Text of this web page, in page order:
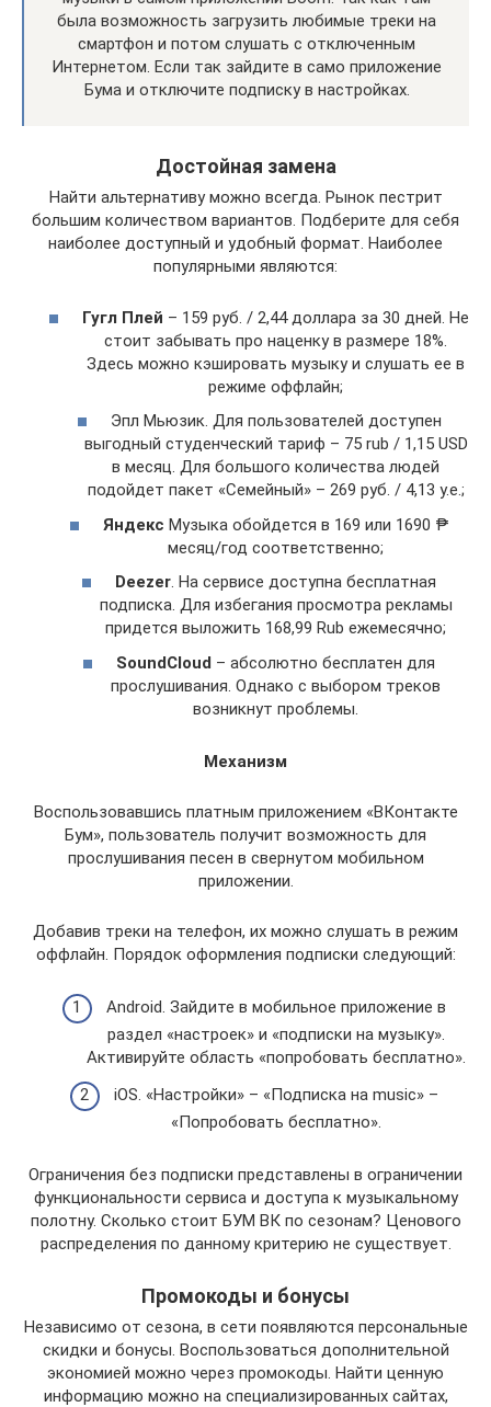
была возможность загрузить любимые треки на
смартфон и потом слушать с отключенным
Интернетом. Если так зайдите в само приложение
Бума и отключите подписку в настройках.
Достойная замена
Найти альтернативу можно всегда. Рынок пестрит
большим количеством вариантов. Подберите для себя
наиболее доступный и удобный формат. Наиболее
популярными являются:
Гугл Плей – 159 руб. / 2,44 доллара за 30 дней. Не
стоит забывать про наценку в размере 18%.
Здесь можно кэшировать музыку и слушать ее в
режиме оффлайн;
Эпл Мьюзик. Для пользователей доступен
выгодный студенческий тариф – 75 rub / 1,15 USD
в месяц. Для большого количества людей
подойдет пакет «Семейный» – 269 руб. / 4,13 у.е.;
Яндекс Музыка обойдется в 169 или 1690 ₱
месяц/год соответственно;
Deezer. На сервисе доступна бесплатная
подписка. Для избегания просмотра рекламы
придется выложить 168,99 Rub ежемесячно;
SoundCloud – абсолютно бесплатен для
прослушивания. Однако с выбором треков
возникнут проблемы.
Механизм
Воспользовавшись платным приложением «ВКонтакте
Бум», пользователь получит возможность для
прослушивания песен в свернутом мобильном
приложении.
Добавив треки на телефон, их можно слушать в режим
оффлайн. Порядок оформления подписки следующий:
Android. Зайдите в мобильное приложение в
раздел «настроек» и «подписки на музыку».
Активируйте область «попробовать бесплатно».
iOS. «Настройки» – «Подписка на music» –
«Попробовать бесплатно».
Ограничения без подписки представлены в ограничении
функциональности сервиса и доступа к музыкальному
полотну. Сколько стоит БУМ ВК по сезонам? Ценового
распределения по данному критерию не существует.
Промокоды и бонусы
Независимо от сезона, в сети появляются персональные
скидки и бонусы. Воспользоваться дополнительной
экономией можно через промокоды. Найти ценную
информацию можно на специализированных сайтах,